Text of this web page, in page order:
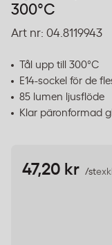
300°C
Art nr: 04.8119943
Tål upp till 300°C
E14-sockel för de
85 lumen ljusflöde
Klar päronformad
47,20 kr /st